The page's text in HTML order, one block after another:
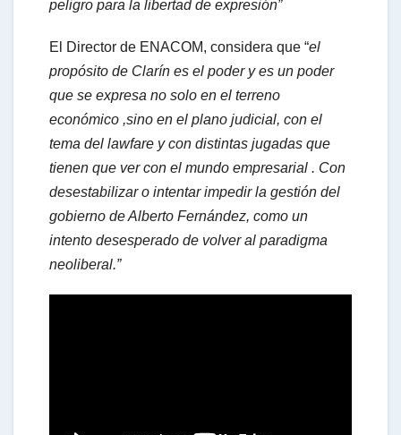
peligro para la libertad de expresión”
El Director de ENACOM, considera que “el
propósito de Clarín es el poder y es un poder
que se expresa no solo en el terreno
económico ,sino en el plano judicial, con el
tema del lawfare y con distintas jugadas que
tienen que ver con el mundo empresarial . Con
desestabilizar o intentar impedir la gestión del
gobierno de Alberto Fernández, como un
intento desesperado de volver al paradigma
neoliberal.”